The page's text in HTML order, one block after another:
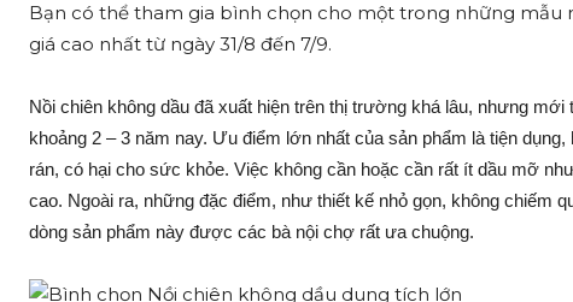
Bạn có thể tham gia bình chọn cho một trong những
giá cao nhất từ ngày 31/8 đến 7/9.
Nồi chiên không dầu đã xuất hiện trên thị trường khá lâu, nhưng
khoảng 2 – 3 năm nay. Ưu điểm lớn nhất của sản phẩm là tiện
rán, có hại cho sức khỏe. Việc không cần hoặc cần rất ít dầu mỡ
cao. Ngoài ra, những đặc điểm, như thiết kế nhỏ gọn, không chiếm
dòng sản phẩm này được các bà nội chợ rất ưa chuộng.